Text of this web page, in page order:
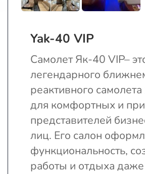
Yak-40 VIP
Самолет Як-40 VIP–
легендарного
реактивного
для комфортных и
представителей
лиц. Его салон
функциональность,
работы и отдыха